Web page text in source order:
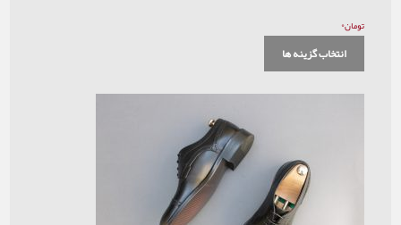
تومان۰
انتخاب گزینه ها